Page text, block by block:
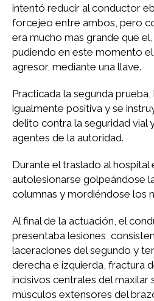
intentó reducir al conductor
forcejeo entre ambos, pero
era mucho mas grande que
pudiendo en este momento
agresor, mediante una llave.
Practicada la segunda
igualmente positiva y se
delito contra la seguridad vial
agentes de la autoridad.
Durante el traslado al
autolesionarse golpeándose
columnas y mordiéndose los
Al final de la actuación, el
presentaba lesiones
laceraciones del segundo y
derecha e izquierda, fractura
incisivos centrales del maxilar
músculos extensores del